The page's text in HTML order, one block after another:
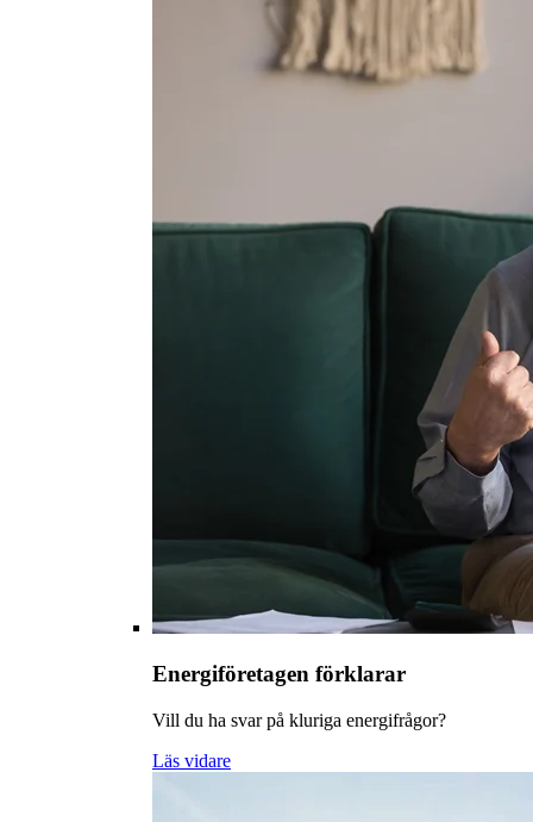
Energiföretagen förklarar
Vill du ha svar på kluriga energifrågor?
Läs vidare